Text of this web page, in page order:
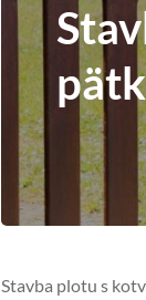
Stavba plotu s